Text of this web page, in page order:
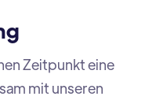
Zeitpunkt eine
mit unseren